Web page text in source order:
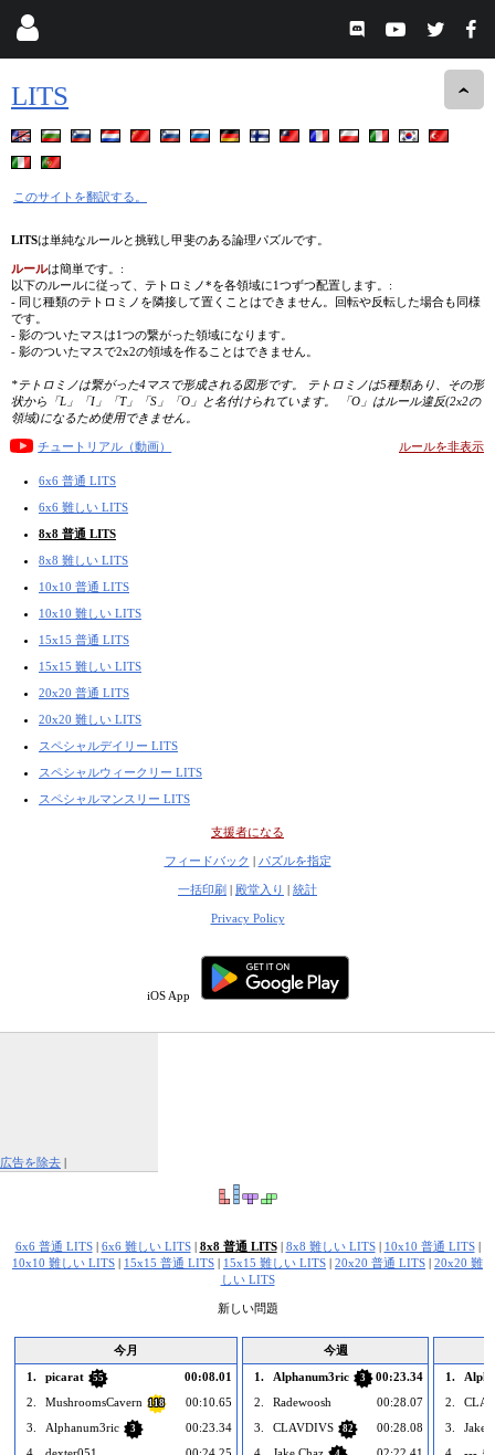
LITS
このサイトを翻訳する。
LITSは単純なルールと挑戦し甲斐のある論理パズルです。
ルールは簡単です。:
以下のルールに従って、テトロミノ*を各領域に1つずつ配置します。:
- 同じ種類のテトロミノを隣接して置くことはできません。回転や反転した場合も同様
です。
- 影のついたマスは1つの繋がった領域になります。
- 影のついたマスで2x2の領域を作ることはできません。
*テトロミノは繋がった4マスで形成される図形です。 テトロミノは5種類あり、その形
状から「L」「I」「T」「S」「O」と名付けられています。 「O」はルール違反(2x2の
領域)になるため使用できません。
チュートリアル（動画） ルールを非表示
6x6 普通 LITS
6x6 難しい LITS
8x8 普通 LITS
8x8 難しい LITS
10x10 普通 LITS
10x10 難しい LITS
15x15 普通 LITS
15x15 難しい LITS
20x20 普通 LITS
20x20 難しい LITS
スペシャルデイリー LITS
スペシャルウィークリー LITS
スペシャルマンスリー LITS
支援者になる
フィードバック | パズルを指定
一括印刷 | 殿堂入り | 統計
Privacy Policy
iOS App
広告を除去 |
6x6 普通 LITS| 6x6 難しい LITS| 8x8 普通 LITS| 8x8 難しい LITS| 10x10 普通 LITS|
10x10 難しい LITS | 15x15 普通 LITS | 15x15 難しい LITS | 20x20 普通 LITS | 20x20 難
しい LITS
新しい問題
今月
1.
picarat 55
00:08.01
2.
MushroomsCavern 118
00:10.65
3.
Alphanum3ric 3
00:23.34
今週
1.
Alphanum3ric 3
00:23.34
2.
Radewoosh
00:28.07
3.
CLAVDIVS 82
00:28.08
1.
2.
3.
Jake